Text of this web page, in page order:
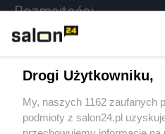
Rozmaitości
Sport
Społeczeństwo
Drogi Użytkowniku,
My, naszych 1162 zaufanych
podmioty z salon24.pl